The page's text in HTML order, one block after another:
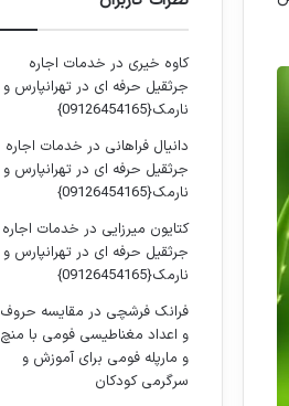
کاوه خیری در خدمات اجاره
جرثقیل حرفه ای در تهرانپارس و
نارمک{09126454165}
دانیال فراهانی در خدمات اجاره
جرثقیل حرفه ای در تهرانپارس و
نارمک{09126454165}
کتایون میرزایی در خدمات اجاره
جرثقیل حرفه ای در تهرانپارس و
نارمک{09126454165}
فرانک فرشچی در مقایسه حروف
و اعداد مغناطیسی فومی با منچ
و مارپله فومی برای آموزش و
سرگرمی کودکان